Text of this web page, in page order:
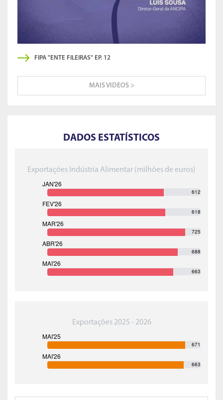
FIPA "ENTE FILEIRAS" EP. 12
MAIS VIDEOS >
DADOS ESTATÍSTICOS
Exportações Indústria Alimentar (milhões de euros)
612
618
725
688
663
Exportações 2025 - 2026
671
663